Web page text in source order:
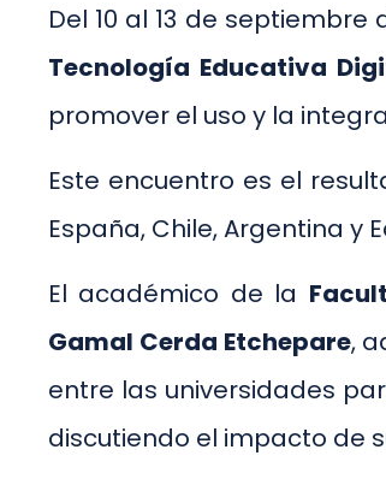
Del 10 al 13 de septiembre
Tecnología Educativa
promover el uso y la
Este encuentro es el
España, Chile, Argentina y
El académico de la
Gamal Cerda Etchepare,
entre las universidades
discutiendo el impacto de